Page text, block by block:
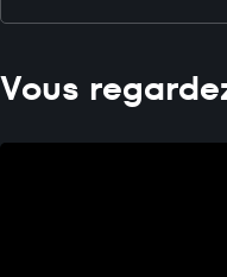
Vous